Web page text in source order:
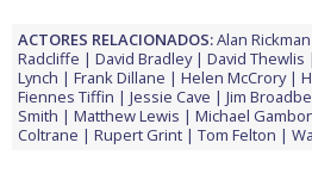
ACTORES RELACIONADOS:Alan Rickman
Radcliffe
David Bradley David Thewlis
Lynch
Frank Dillane Helen McCrory
Fiennes Tiffin
Jessie Cave Jim
Smith
Matthew Lewis Michael
Coltrane
Rupert Grint Tom Felton